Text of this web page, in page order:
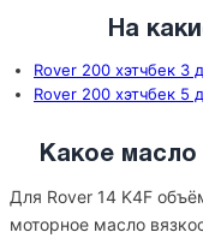
На
Rover 200 хэтчбек 3
Rover 200 хэтчбек 5
Какое масло
Для Rover 14 K4F
моторное масло